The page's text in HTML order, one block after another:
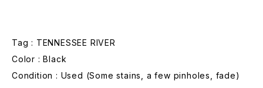
Tag : TENNESSEE RIVER
Color : Black
Condition : Used (Some stains, a few pinholes, fade)